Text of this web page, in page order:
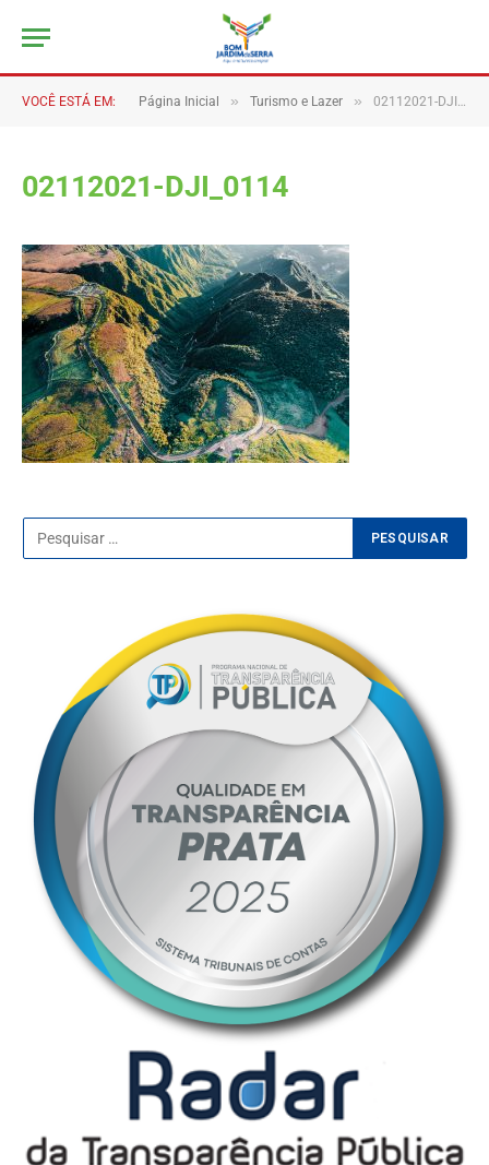
VOCÊ ESTÁ EM: Página Inicial » Turismo e Lazer » 02112021-DJI_0114
02112021-DJI_0114